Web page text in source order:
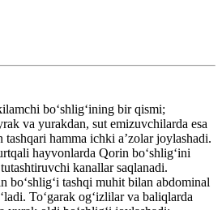
boʻshligʻining bir qismi;
va yurakdan, sut emizuvchilarda esa
tashqari hamma ichki aʼzolar joylashadi.
hayvonlarda Qorin boʻshligʻini
kanallar saqlanadi.
boʻshligʻi tashqi muhit bilan abdominal
Toʻgarak ogʻizlilar va baliqlarda